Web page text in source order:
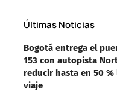
Últimas Noticias
Bogotá entrega el
153 con autopista
reducir hasta en 50
viaje